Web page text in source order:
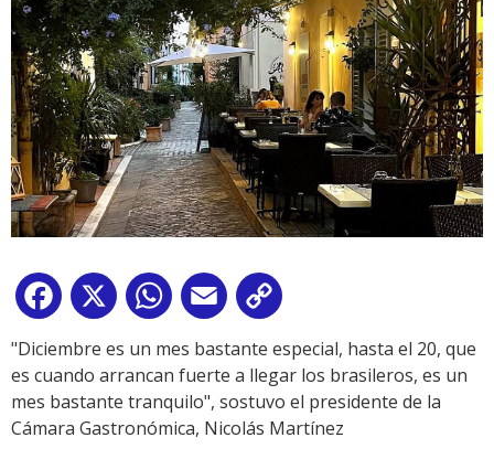
Facebook
X WhatsApp
Email
Link
"Diciembre es un mes bastante especial, hasta el 20, que
es cuando arrancan fuerte a llegar los brasileros, es un
mes bastante tranquilo", sostuvo el presidente de la
Cámara Gastronómica, Nicolás Martínez